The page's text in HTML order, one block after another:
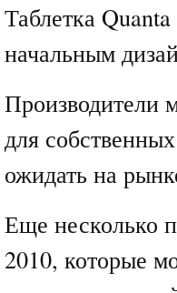
Таблетка
начальным
Производители
для
ожидать на
Еще несколько
2010, которые